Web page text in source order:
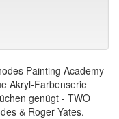
Painting Academy
Akryl-Farbenserie
genügt - TWO
& Roger Yates.